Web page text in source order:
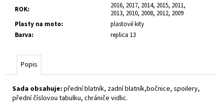
ROK:
2016, 2017, 2014, 2015, 2011,
2013, 2010, 2008, 2012, 2009
Plasty na moto:
plastové kity
Barva: replica 13
Popis
Sada obsahuje: přední blatník, zadní blatník,bočnice, spoilery,
přední číslovou tabulku, chrániče vidlic.